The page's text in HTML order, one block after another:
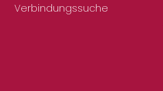
Verbindungssuche